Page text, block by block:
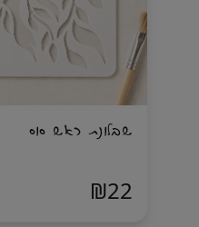
שבלונת ראש סוס
₪22